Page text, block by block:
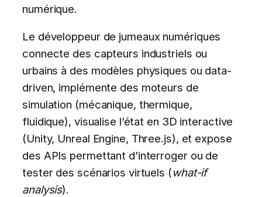
numérique.
Le développeur de jumeaux numériques
connecte des capteurs industriels ou
urbains à des modèles physiques ou data-
driven, implémente des moteurs de
simulation (mécanique, thermique,
fluidique), visualise l’état en 3D interactive
(Unity, Unreal Engine, Three.js), et expose
des APIs permettant d’interroger ou de
tester des scénarios virtuels (what-if
analysis).